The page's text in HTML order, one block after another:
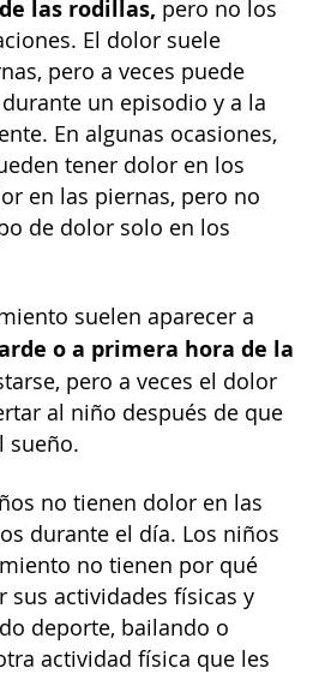
las rodillas, pero no los
El dolor suele
pero a veces puede
un episodio y a la
En algunas ocasiones,
tener dolor en los
en las piernas, pero no
de dolor solo en los
suelen aparecer a
o a primera hora de la
pero a veces el dolor
al niño después de que
sueño.
no tienen dolor en las
durante el día. Los niños
no tienen por qué
actividades físicas y
deporte, bailando o
actividad física que les